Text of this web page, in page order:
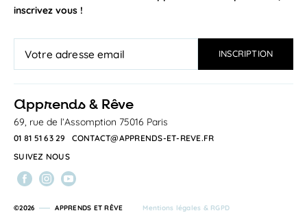
inscrivez vous !
apprends & Rêve
69, rue de l’Assomption 75016 Paris
01 81 51 63 29
CONTACT@APPRENDS-ET-REVE.FR
SUIVEZ NOUS
©2026 APPRENDS ET RÊVE Mentions légales & RGPD